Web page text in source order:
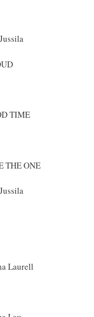
TIME
THE ONE
Laurell